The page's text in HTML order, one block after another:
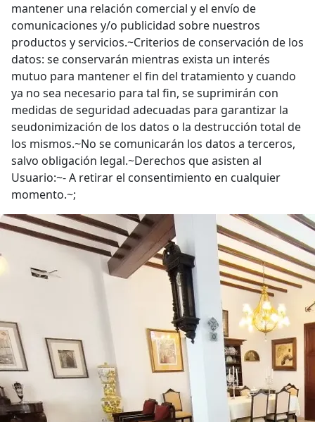
mantener una relación comercial y el envío de
comunicaciones y/o publicidad sobre nuestros
productos y servicios.~Criterios de conservación de los
datos: se conservarán mientras exista un interés
mutuo para mantener el fin del tratamiento y cuando
ya no sea necesario para tal fin, se suprimirán con
medidas de seguridad adecuadas para garantizar la
seudonimización de los datos o la destrucción total de
los mismos.~No se comunicarán los datos a terceros,
salvo obligación legal.~Derechos que asisten al
Usuario:~- A retirar el consentimiento en cualquier
momento.~;